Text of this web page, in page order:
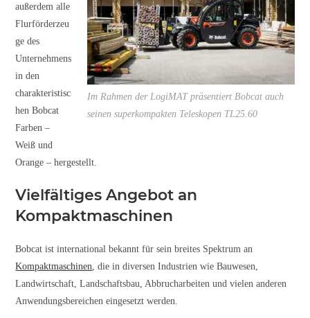
Im Rahmen der LogiMAT präsentiert Bobcat auch
seinen superkompakten Teleskopen TL25.60
außerdem alle
Flurförderzeu
ge des
Unternehmens
in den
charakteristisc
hen Bobcat
Farben –
Weiß und
Orange – hergestellt.
Vielfältiges Angebot an
Kompaktmaschinen
Bobcat ist international bekannt für sein breites Spektrum an
Kompaktmaschinen , die in diversen Industrien wie Bauwesen,
Landwirtschaft, Landschaftsbau, Abbrucharbeiten und vielen anderen
Anwendungsbereichen eingesetzt werden.